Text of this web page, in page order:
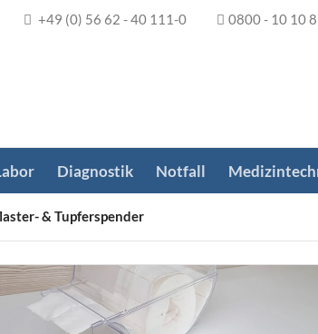
+49 (0) 56 62 - 40 111-0 0800 - 10 10
Diagnostik Notfall
& Tupferspender